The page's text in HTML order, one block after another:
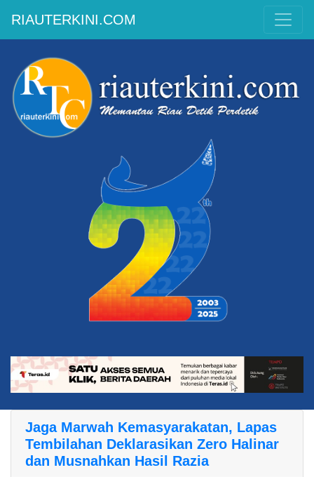
RIAUTERKINI.COM
Jaga Marwah Kemasyarakatan, Lapas
Tembilahan Deklarasikan Zero Halinar
dan Musnahkan Hasil Razia